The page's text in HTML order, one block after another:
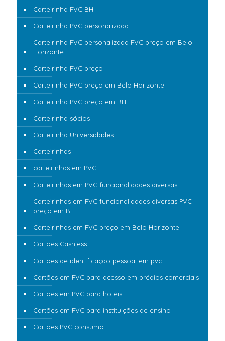
Carteirinha PVC BH
Carteirinha PVC personalizada
Carteirinha PVC personalizada PVC preço em Belo
Horizonte
Carteirinha PVC preço
Carteirinha PVC preço em Belo Horizonte
Carteirinha PVC preço em BH
Carteirinha sócios
Carteirinha Universidades
Carteirinhas
carteirinhas em PVC
Carteirinhas em PVC funcionalidades diversas
Carteirinhas em PVC funcionalidades diversas PVC
preço em BH
Carteirinhas em PVC preço em Belo Horizonte
Cartões Cashless
Cartões de identificação pessoal em pvc
Cartões em PVC para acesso em prédios comerciais
Cartões em PVC para hotéis
Cartões em PVC para instituições de ensino
Cartões PVC consumo